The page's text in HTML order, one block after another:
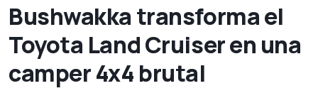
Bushwakka transforma el
Toyota Land Cruiser en una
camper 4x4 brutal